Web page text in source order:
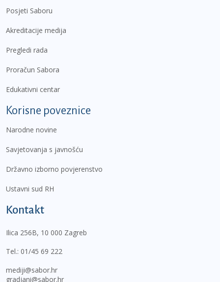
Posjeti Saboru
Akreditacije medija
Pregledi rada
Proračun Sabora
Edukativni centar
Korisne poveznice
Narodne novine
Savjetovanja s javnošću
Državno izborno povjerenstvo
Ustavni sud RH
Kontakt
Ilica 256B, 10 000 Zagreb
Tel.: 01/45 69 222
mediji@sabor.hr
gradjani@sabor.hr